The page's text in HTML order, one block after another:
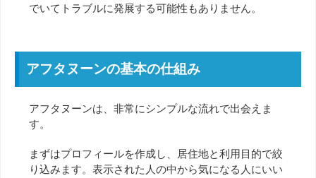
でいてトラブルに発展する可能性もありません。
アフタヌーンの基本の仕組み
アフタヌーンは、非常にシンプルな流れで出会えま
す。
まずはプロフィールを作成し、居住地と利用目的で絞
り込みます。表示された人の中から気になる人にいい